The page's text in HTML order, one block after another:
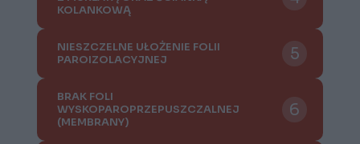
KOLANKOWĄ
NIESZCZELNE UŁOŻENIE FOLII
PAROIZOLACYJNEJ
BRAK FOLI
WYSKOPAROPRZEPUSZCZALNEJ
(MEMBRANY)